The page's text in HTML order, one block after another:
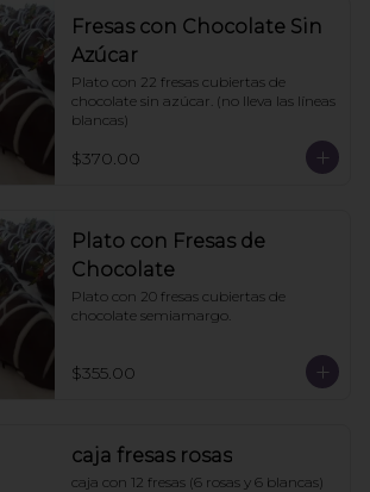
Fresas con Chocolate Sin
Azúcar
Plato con 22 fresas cubiertas de
chocolate sin azúcar. (no lleva las líneas
blancas)
$370.00
Plato con Fresas de
Chocolate
Plato con 20 fresas cubiertas de
chocolate semiamargo.
$355.00
caja fresas rosas
caja con 12 fresas (6 rosas y 6 blancas)